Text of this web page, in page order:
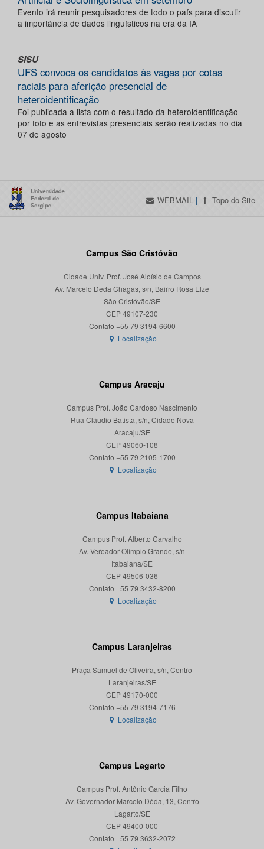
Evento irá reunir pesquisadores de todo o país para discutir
a importância de dados linguísticos na era da IA
SISU
UFS convoca os candidatos às vagas por cotas
raciais para aferição presencial de
heteroidentificação
Foi publicada a lista com o resultado da heteroidentificação
por foto e as entrevistas presenciais serão realizadas no dia
07 de agosto
WEBMAIL | Topo do Site
Campus São Cristóvão
Cidade Univ. Prof. José Aloísio de Campos
Av. Marcelo Deda Chagas, s/n, Bairro Rosa Elze
São Cristóvão/SE
CEP 49107-230
Localização
Campus Aracaju
Campus Prof. João Cardoso Nascimento
Rua Cláudio Batista, s/n, Cidade Nova
Aracaju/SE
CEP 49060-108
Localização
Campus Itabaiana
Campus Prof. Alberto Carvalho
Av. Vereador Olímpio Grande, s/n
Itabaiana/SE
CEP 49506-036
Localização
Campus Laranjeiras
Praça Samuel de Oliveira, s/n, Centro
Laranjeiras/SE
CEP 49170-000
Localização
Campus Lagarto
Campus Prof. Antônio Garcia Filho
Av. Governador Marcelo Déda, 13, Centro
Lagarto/SE
CEP 49400-000